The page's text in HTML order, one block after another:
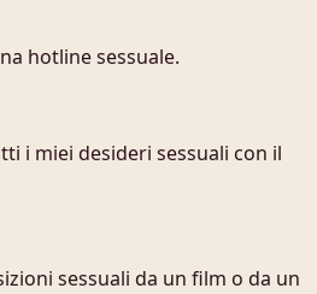
hotline sessuale.
i miei desideri sessuali con il
sessuali da un film o da un